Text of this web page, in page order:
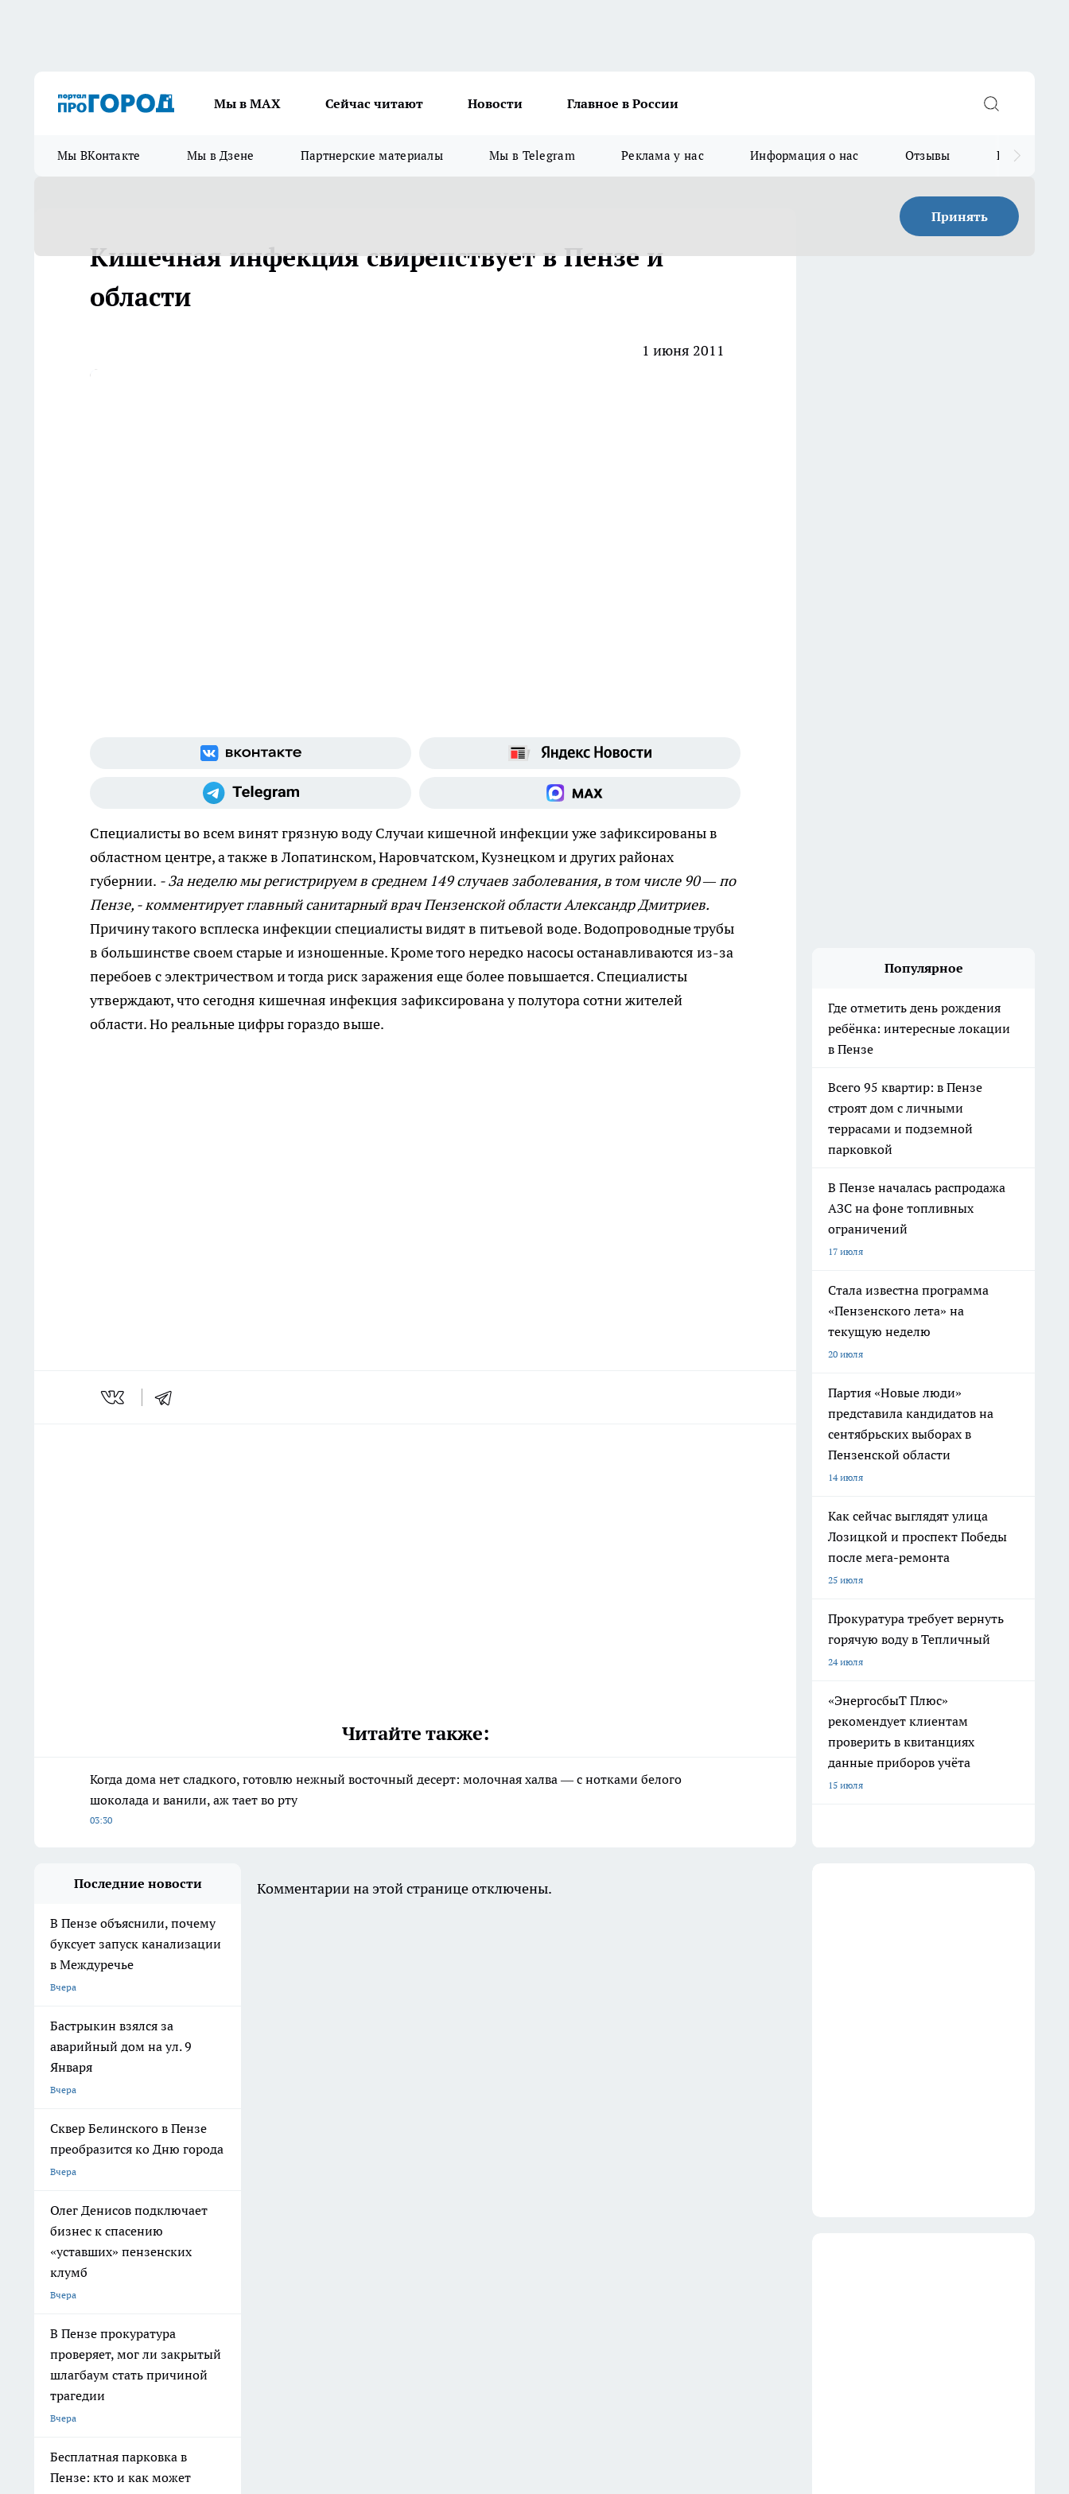
Мы в МАХ Сейчас читают Новости Главное в России
Мы ВКонтакте Мы в Дзене Партнерские материалы Мы в Telegram Реклама у нас Информация о нас Отзывы Прайс для
Принять
Кишечная инфекция свирепствует в Пензе и
области
1 июня 2011
Специалисты во всем винят грязную водуСлучаи кишечной инфекции уже зафиксированы в
областном центре, а также в Лопатинском, Наровчатском, Кузнецком и других районах
губернии. - За неделю мы регистрируем в среднем 149 случаев заболевания, в том числе 90 — по
Пензе, - комментирует главный санитарный врач Пензенской области Александр Дмитриев.
Причину такого всплеска инфекции специалисты видят в питьевой воде. Водопроводные трубы
в большинстве своем старые и изношенные. Кроме того нередко насосы останавливаются из-за
перебоев с электричеством и тогда риск заражения еще более повышается. Специалисты
утверждают, что сегодня кишечная инфекция зафиксирована у полутора сотни жителей
области. Но реальные цифры гораздо выше.
Читайте также:
Когда дома нет сладкого, готовлю нежный восточный десерт: молочная халва — с нотками белого
шоколада и ванили, аж тает во рту
03:30
Популярное
Где отметить день рождения
ребёнка: интересные локации
в Пензе
Всего 95 квартир: в Пензе
строят дом с личными
террасами и подземной
парковкой
В Пензе началась распродажа
АЗС на фоне топливных
ограничений
17 июля
Стала известна программа
«Пензенского лета» на
текущую неделю
20 июля
Партия «Новые люди»
представила кандидатов на
сентябрьских выборах в
Пензенской области
14 июля
Как сейчас выглядят улица
Лозицкой и проспект Победы
после мега-ремонта
25 июля
Прокуратура требует вернуть
горячую воду в Тепличный
24 июля
«ЭнергосбыТ Плюс»
рекомендует клиентам
проверить в квитанциях
данные приборов учёта
15 июля
Последние новости
В Пензе объяснили, почему
буксует запуск канализации
в Междуречье
Вчера
Бастрыкин взялся за
аварийный дом на ул. 9
Января
Вчера
Сквер Белинского в Пензе
преобразится ко Дню города
Вчера
Олег Денисов подключает
бизнес к спасению
«уставших» пензенских
клумб
Вчера
В Пензе прокуратура
проверяет, мог ли закрытый
шлагбаум стать причиной
трагедии
Вчера
Бесплатная парковка в
Пензе: кто и как может
Комментарии на этой странице отключены.